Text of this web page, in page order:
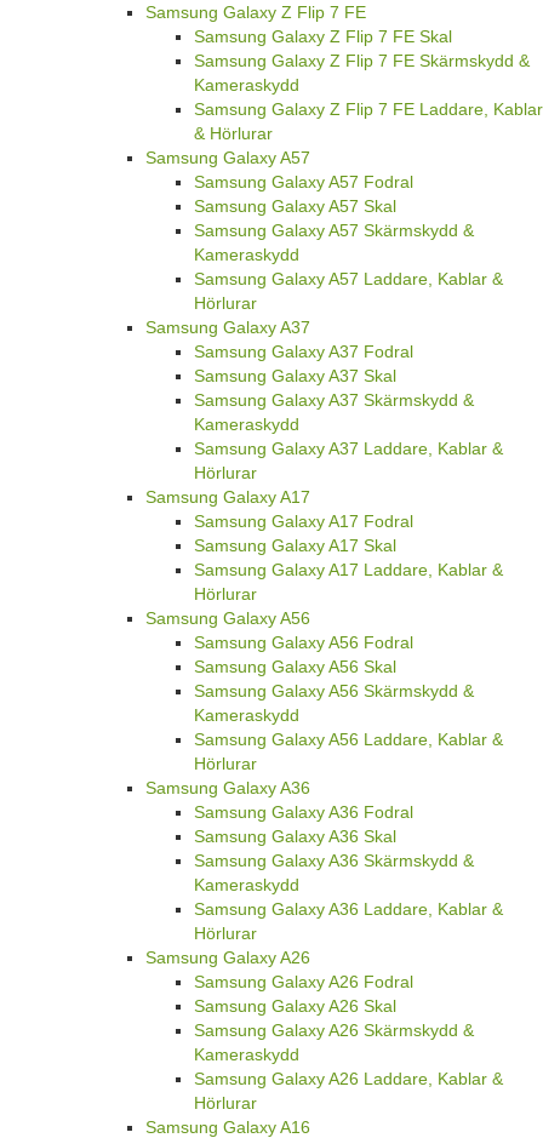
Samsung Galaxy Z Flip 7 FE
Samsung Galaxy Z Flip 7 FE Skal
Samsung Galaxy Z Flip 7 FE Skärmskydd &
Kameraskydd
Samsung Galaxy Z Flip 7 FE Laddare, Kablar
& Hörlurar
Samsung Galaxy A57
Samsung Galaxy A57 Fodral
Samsung Galaxy A57 Skal
Samsung Galaxy A57 Skärmskydd &
Kameraskydd
Samsung Galaxy A57 Laddare, Kablar &
Hörlurar
Samsung Galaxy A37
Samsung Galaxy A37 Fodral
Samsung Galaxy A37 Skal
Samsung Galaxy A37 Skärmskydd &
Kameraskydd
Samsung Galaxy A37 Laddare, Kablar &
Hörlurar
Samsung Galaxy A17
Samsung Galaxy A17 Fodral
Samsung Galaxy A17 Skal
Samsung Galaxy A17 Laddare, Kablar &
Hörlurar
Samsung Galaxy A56
Samsung Galaxy A56 Fodral
Samsung Galaxy A56 Skal
Samsung Galaxy A56 Skärmskydd &
Kameraskydd
Samsung Galaxy A56 Laddare, Kablar &
Hörlurar
Samsung Galaxy A36
Samsung Galaxy A36 Fodral
Samsung Galaxy A36 Skal
Samsung Galaxy A36 Skärmskydd &
Kameraskydd
Samsung Galaxy A36 Laddare, Kablar &
Hörlurar
Samsung Galaxy A26
Samsung Galaxy A26 Fodral
Samsung Galaxy A26 Skal
Samsung Galaxy A26 Skärmskydd &
Kameraskydd
Samsung Galaxy A26 Laddare, Kablar &
Hörlurar
Samsung Galaxy A16